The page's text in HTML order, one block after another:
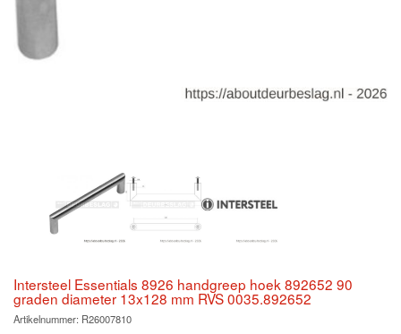
Intersteel Essentials 8926 handgreep hoek 892652 90
graden diameter 13x128 mm RVS 0035.892652
Artikelnummer: R26007810